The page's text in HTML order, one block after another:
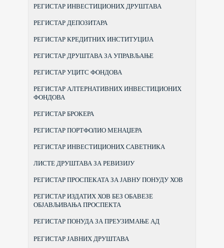
РЕГИСТАР ИНВЕСТИЦИОНИХ ДРУШТАВА
РЕГИСТАР ДЕПОЗИТАРА
РЕГИСТАР КРЕДИТНИХ ИНСТИТУЦИЈА
РЕГИСТАР ДРУШТАВА ЗА УПРАВЉАЊЕ
РЕГИСТАР УЦИТС ФОНДОВА
РЕГИСТАР АЛТЕРНАТИВНИХ ИНВЕСТИЦИОНИХ
ФОНДОВА
РЕГИСТАР БРОКЕРА
РЕГИСТАР ПОРТФОЛИО МЕНАЏЕРА
РЕГИСТАР ИНВЕСТИЦИОНИХ САВЕТНИКА
ЛИСТЕ ДРУШТАВА ЗА РЕВИЗИЈУ
РЕГИСТАР ПРОСПЕКАТА ЗА ЈАВНУ ПОНУДУ ХОВ
РЕГИСТАР ИЗДАТИХ ХОВ БЕЗ ОБАВЕЗЕ
ОБЈАВЉИВАЊА ПРОСПЕКТА
РЕГИСТАР ПОНУДА ЗА ПРЕУЗИМАЊЕ АД
РЕГИСТАР ЈАВНИХ ДРУШТАВА